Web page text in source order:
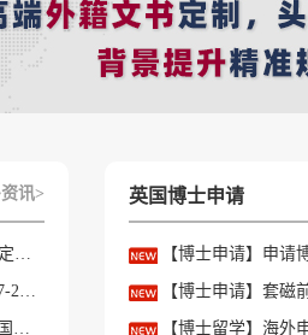
讯>
【致臻系列】牛剑级长线规划+外籍文书高端定制，助力冲刺名校硕士offer！
【致远系列】英国留学软实力如何加强？2027-28fall精准定制背景提升！
【英国留学】不止牛剑！学霸扎堆冲刺3所英国顶尖院校，申请难度不输牛津剑桥
英国博士申请